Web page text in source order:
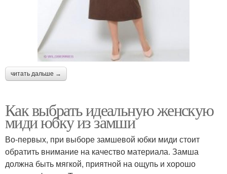
читать дальше →
Как выбрать идеальную женскую
миди юбку из замши
Во-первых, при выборе замшевой юбки миди стоит
обратить внимание на качество материала. Замша
должна быть мягкой, приятной на ощупь и хорошо